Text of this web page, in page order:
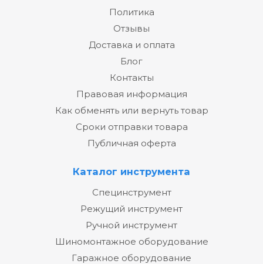
Политика
Отзывы
Доставка и оплата
Блог
Контакты
Правовая информация
Как обменять или вернуть товар
Сроки отправки товара
Публичная оферта
Каталог инструмента
Специнструмент
Режущий инструмент
Ручной инструмент
Шиномонтажное оборудование
Гаражное оборудование